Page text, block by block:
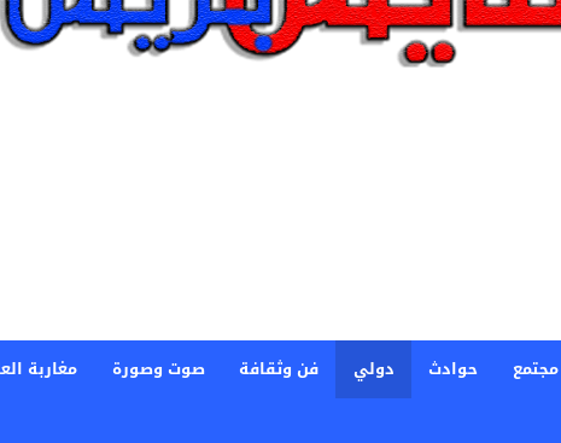
مجتمع حوادث دولي فن وثقافة صوت وصورة مغاربة